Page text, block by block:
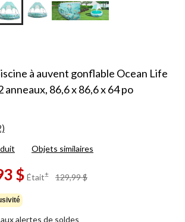
à auvent gonflable Ocean Life
anneaux, 86,6 x 86,6 x 64 po
Objets similaires
$ Était± 129,99 $
alertes de soldes